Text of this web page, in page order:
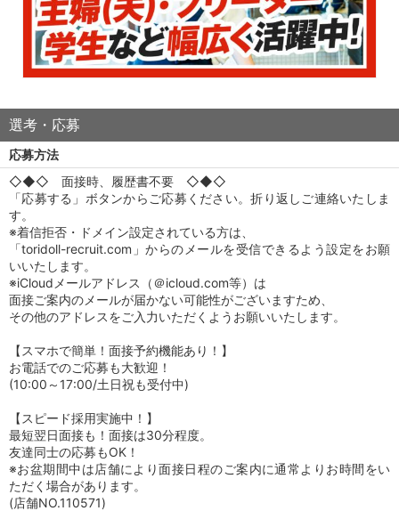
選考・応募
応募方法
◇◆◇ 面接時、履歴書不要 ◇◆◇
「応募する」ボタンからご応募ください。折り返しご連絡いたしま
す。
※着信拒否・ドメイン設定されている方は、
「toridoll-recruit.com」からのメールを受信できるよう設定をお願
いいたします。
※iCloudメールアドレス（＠icloud.com等）は
面接ご案内のメールが届かない可能性がございますため、
その他のアドレスをご入力いただくようお願いいたします。
【スマホで簡単！面接予約機能あり！】
お電話でのご応募も大歓迎！
(10:00～17:00/土日祝も受付中)
【スピード採用実施中！】
最短翌日面接も！面接は30分程度。
友達同士の応募もOK！
※お盆期間中は店舗により面接日程のご案内に通常よりお時間をい
ただく場合があります。
(店舗NO.110571)